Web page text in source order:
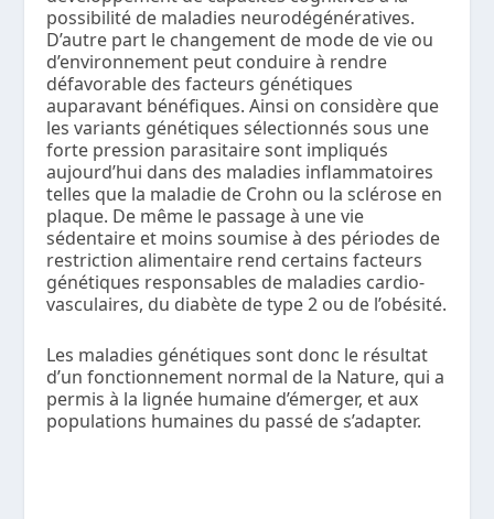
possibilité de maladies neurodégénératives.
D’autre part le changement de mode de vie ou
d’environnement peut conduire à rendre
défavorable des facteurs génétiques
auparavant bénéfiques. Ainsi on considère que
les variants génétiques sélectionnés sous une
forte pression parasitaire sont impliqués
aujourd’hui dans des maladies inflammatoires
telles que la maladie de Crohn ou la sclérose en
plaque. De même le passage à une vie
sédentaire et moins soumise à des périodes de
restriction alimentaire rend certains facteurs
génétiques responsables de maladies cardio-
vasculaires, du diabète de type 2 ou de l’obésité.
Les maladies génétiques sont donc le résultat
d’un fonctionnement normal de la Nature, qui a
permis à la lignée humaine d’émerger, et aux
populations humaines du passé de s’adapter.